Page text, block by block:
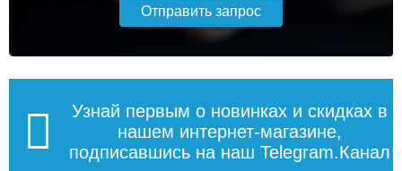
Узнай первым о новинках и скидках в
нашем интернет-магазине,
подписавшись на наш Telegram.Канал